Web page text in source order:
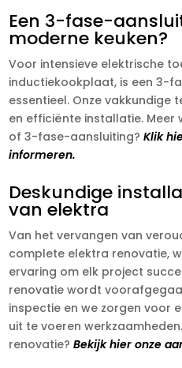
Een 3-fase-
moderne keuken?
Voor intensieve elektrische
inductiekookplaat, is een 3-
essentieel. Onze vakkundige
en efficiënte installatie. Meer
of 3-fase-aansluiting?Klik
informeren.
Deskundige
van elektra
Van het vervangen van
complete elektra renovatie,
ervaring om elk project
renovatie wordt
inspectie en we zorgen voor
uit te voeren
renovatie?Bekijk hier onze